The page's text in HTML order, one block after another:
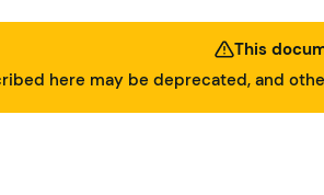
This
here may be deprecated, and